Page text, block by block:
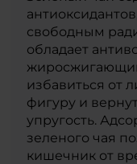
свободным
обладает
избавиться от
фигуру и
упругость.
зеленого чая
кишечник от